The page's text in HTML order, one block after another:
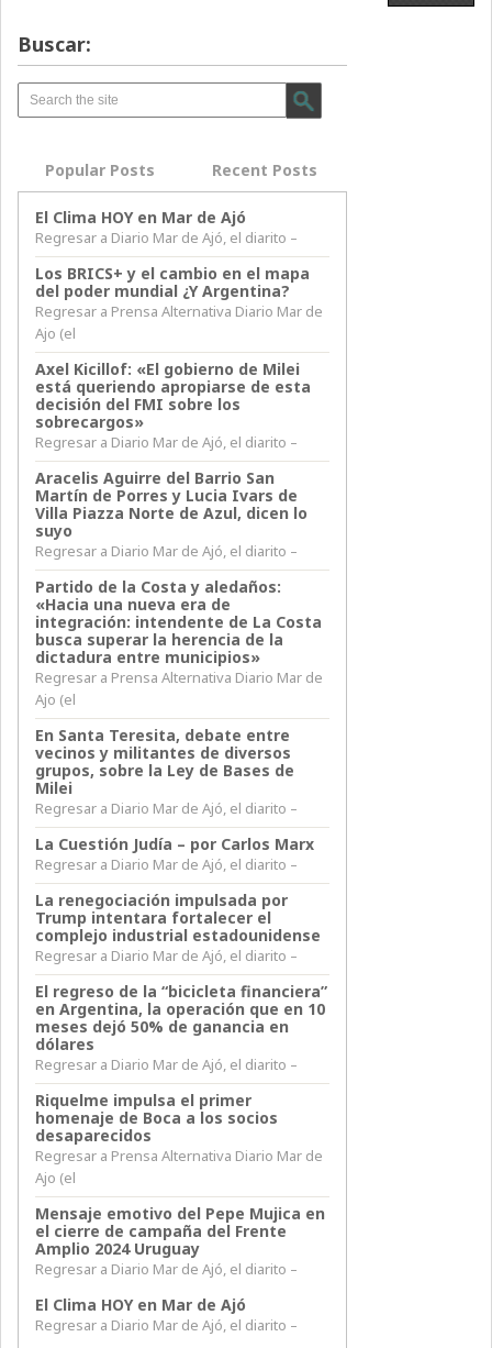
Buscar:
Popular Posts Recent Posts
El Clima HOY en Mar de Ajó
Regresar a Diario Mar de Ajó, el diarito –
Los BRICS+ y el cambio en el mapa
del poder mundial ¿Y Argentina?
Regresar a Prensa Alternativa Diario Mar de
Ajo (el
Axel Kicillof: «El gobierno de Milei
está queriendo apropiarse de esta
decisión del FMI sobre los
sobrecargos»
Regresar a Diario Mar de Ajó, el diarito –
Aracelis Aguirre del Barrio San
Martín de Porres y Lucia Ivars de
Villa Piazza Norte de Azul, dicen lo
suyo
Regresar a Diario Mar de Ajó, el diarito –
Partido de la Costa y aledaños:
«Hacia una nueva era de
integración: intendente de La Costa
busca superar la herencia de la
dictadura entre municipios»
Regresar a Prensa Alternativa Diario Mar de
Ajo (el
En Santa Teresita, debate entre
vecinos y militantes de diversos
grupos, sobre la Ley de Bases de
Milei
Regresar a Diario Mar de Ajó, el diarito –
La Cuestión Judía – por Carlos Marx
Regresar a Diario Mar de Ajó, el diarito –
La renegociación impulsada por
Trump intentara fortalecer el
complejo industrial estadounidense
Regresar a Diario Mar de Ajó, el diarito –
El regreso de la “bicicleta financiera”
en Argentina, la operación que en 10
meses dejó 50% de ganancia en
dólares
Regresar a Diario Mar de Ajó, el diarito –
Riquelme impulsa el primer
homenaje de Boca a los socios
desaparecidos
Regresar a Prensa Alternativa Diario Mar de
Ajo (el
Mensaje emotivo del Pepe Mujica en
el cierre de campaña del Frente
Amplio 2024 Uruguay
Regresar a Diario Mar de Ajó, el diarito –
El Clima HOY en Mar de Ajó
Regresar a Diario Mar de Ajó, el diarito –